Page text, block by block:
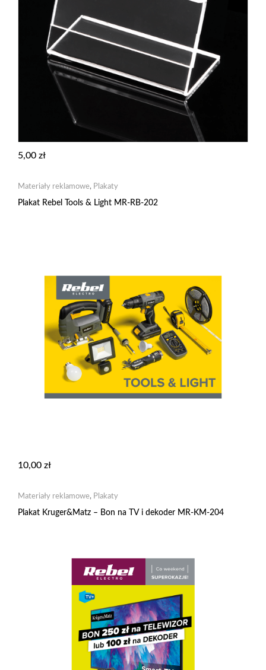
5,00 zł
Materiały reklamowe, Plakaty
Plakat Rebel Tools & Light MR-RB-202
10,00 zł
Materiały reklamowe, Plakaty
Plakat Kruger&Matz – Bon na TV i dekoder MR-KM-204